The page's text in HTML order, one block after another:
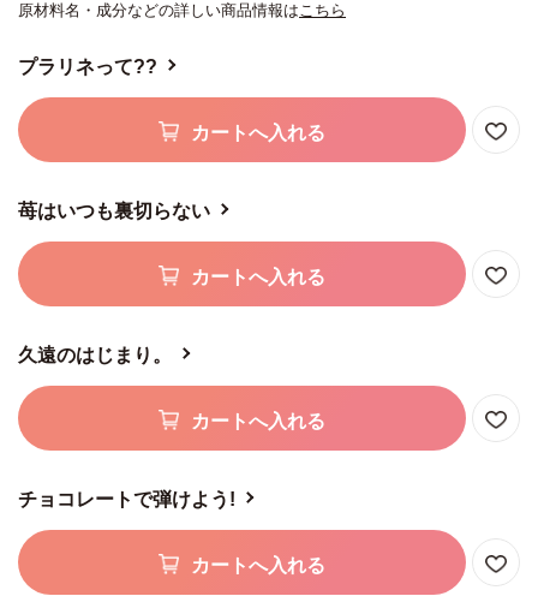
原材料名・成分などの詳しい商品情報はこちら
プラリネって??
カートへ入れる
苺はいつも裏切らない
カートへ入れる
久遠のはじまり。
カートへ入れる
チョコレートで弾けよう!
カートへ入れる